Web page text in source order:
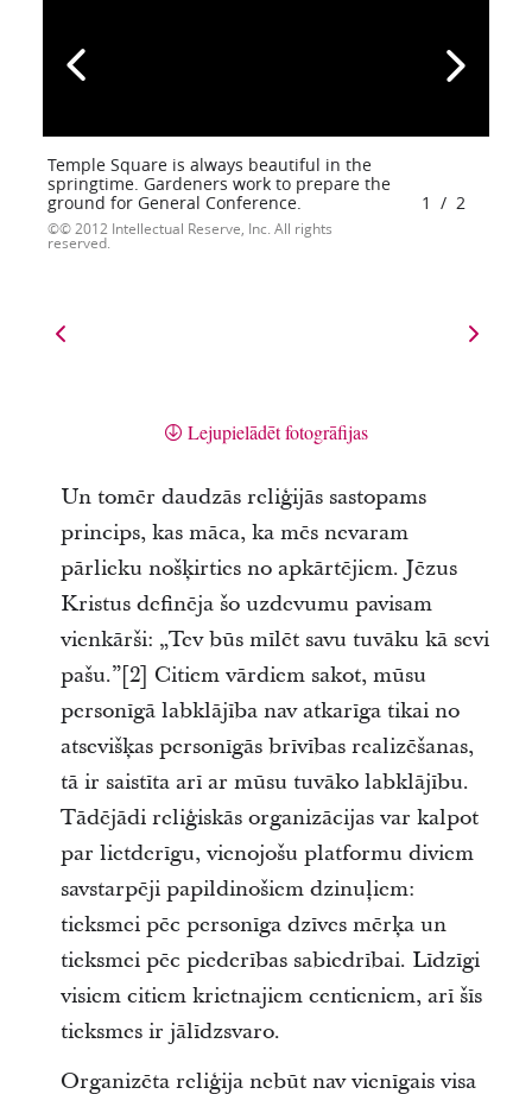
Temple Square is always beautiful in the
springtime. Gardeners work to prepare the
ground for General Conference.
© 2012 Intellectual Reserve, Inc. All rights
reserved.
1 / 2
Lejupielādēt fotogrāfijas
Un tomēr daudzās reliģijās sastopams
princips, kas māca, ka mēs nevaram
pārlieku nošķirties no apkārtējiem. Jēzus
Kristus definēja šo uzdevumu pavisam
vienkārši: „Tev būs mīlēt savu tuvāku kā sevi
pašu.”[2] Citiem vārdiem sakot, mūsu
personīgā labklājība nav atkarīga tikai no
atsevišķas personīgās brīvības realizēšanas,
tā ir saistīta arī ar mūsu tuvāko labklājību.
Tādējādi reliģiskās organizācijas var kalpot
par lietderīgu, vienojošu platformu diviem
savstarpēji papildinošiem dzinuļiem:
tieksmei pēc personīga dzīves mērķa un
tieksmei pēc piederības sabiedrībai. Līdzīgi
visiem citiem krietnajiem centieniem, arī šīs
tieksmes ir jālīdzsvaro.
Organizēta reliģija nebūt nav vienīgais visa